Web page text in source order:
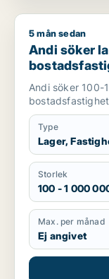
Andi söker
5 mån sedan
Andi söker
Stockholms
Andi söker 100-
Type
Lager,
Storlek
100 - 1 000
Max. per månad
Ej angivet